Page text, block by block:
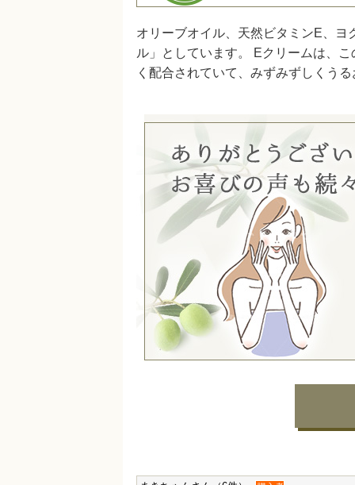
オリーブオイル、天然ビタミンE、
ル」としています。 Eクリームは、
く配合されていて、みずみずしくう